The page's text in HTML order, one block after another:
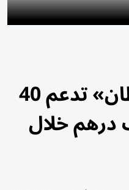
«الإمارات للسرطان» تدعم 40
152 ألف درهم خلال